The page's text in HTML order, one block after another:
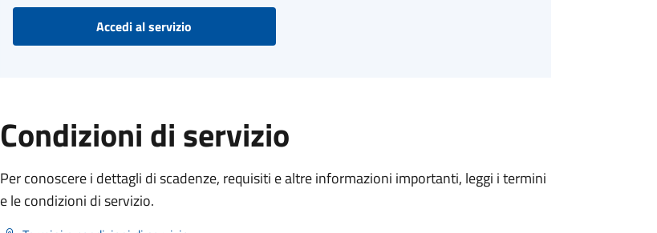
Accedi al servizio
Condizioni di servizio
Per conoscere i dettagli di scadenze, requisiti e altre informazioni importanti, leggi i termini
e le condizioni di servizio.